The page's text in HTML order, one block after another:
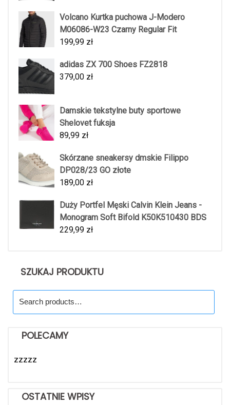
Volcano Kurtka puchowa J-Modero
M06086-W23 Czarny Regular Fit
199,99 zł
adidas ZX 700 Shoes FZ2818
379,00 zł
Damskie tekstylne buty sportowe
Shelovet fuksja
89,99 zł
Skórzane sneakersy dmskie Filippo
DP028/23 GO złote
189,00 zł
Duży Portfel Męski Calvin Klein Jeans -
Monogram Soft Bifold K50K510430 BDS
229,99 zł
SZUKAJ PRODUKTU
for:
POLECAMY
zzzzz
OSTATNIE WPISY